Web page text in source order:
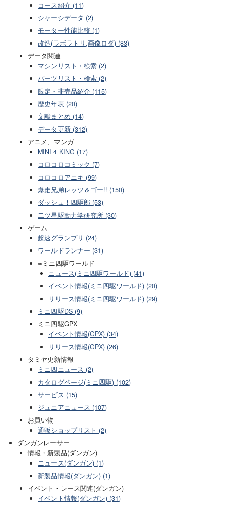
コース紹介 (11)
シャーシデータ (2)
モーター性能比較 (1)
改造(ラボラトリ,画像ロダ) (83)
データ関連
マシンリスト・検索 (2)
パーツリスト・検索 (2)
限定・非売品紹介 (115)
歴史年表 (20)
文献まとめ (14)
データ更新 (312)
アニメ、マンガ
MINI 4 KING (17)
コロコロコミック (7)
コロコロアニキ (99)
爆走兄弟レッツ＆ゴー!! (150)
ダッシュ！四駆郎 (53)
二ツ星駆動力学研究所 (30)
ゲーム
超速グランプリ (24)
ワールドランナー (31)
∞ミニ四駆ワールド
ニュース(ミニ四駆ワールド) (41)
イベント情報(ミニ四駆ワールド) (20)
リリース情報(ミニ四駆ワールド) (29)
ミニ四駆DS (9)
ミニ四駆GPX
イベント情報(GPX) (34)
リリース情報(GPX) (26)
タミヤ更新情報
ミニ四ニュース (2)
カタログページ(ミニ四駆) (102)
サービス (15)
ジュニアニュース (107)
お買い物
通販ショップリスト (2)
ダンガンレーサー
情報・新製品(ダンガン)
ニュース(ダンガン) (1)
新製品情報(ダンガン) (1)
イベント・レース関連(ダンガン)
イベント情報(ダンガン) (31)